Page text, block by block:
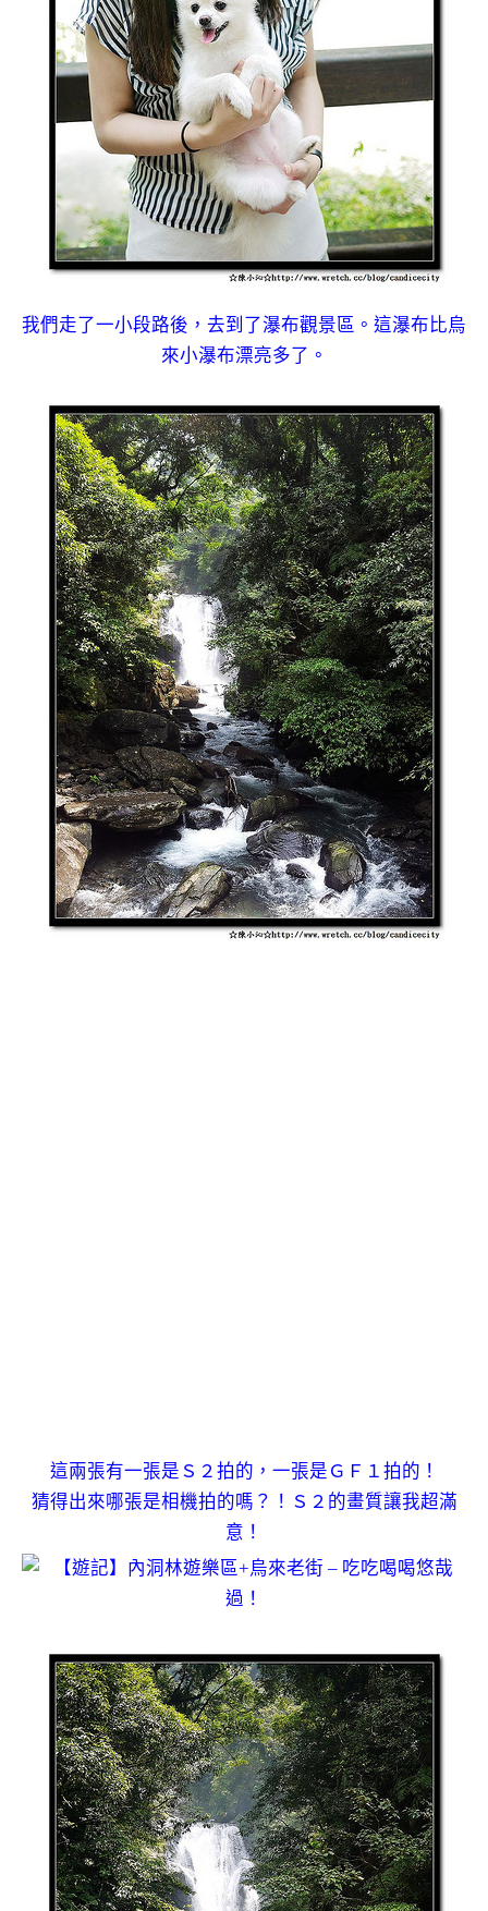
我們走了一小段路後，去到了瀑布觀景區。這瀑布比烏
來小瀑布漂亮多了。
這兩張有一張是Ｓ２拍的，一張是ＧＦ１拍的！
猜得出來哪張是相機拍的嗎？！Ｓ２的畫質讓我超滿
意！